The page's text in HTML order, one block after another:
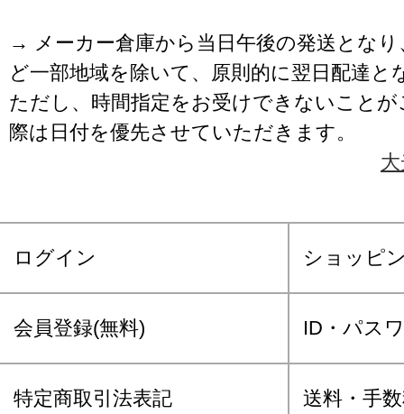
→ メーカー倉庫から当日午後の発送となり
ど一部地域を除いて、原則的に翌日配達と
ただし、時間指定をお受けできないこと
際は日付を優先させていただきます。
ログイン ショッピ
会員登録(無料) ID・パス
特定商取引法表記 送料・手